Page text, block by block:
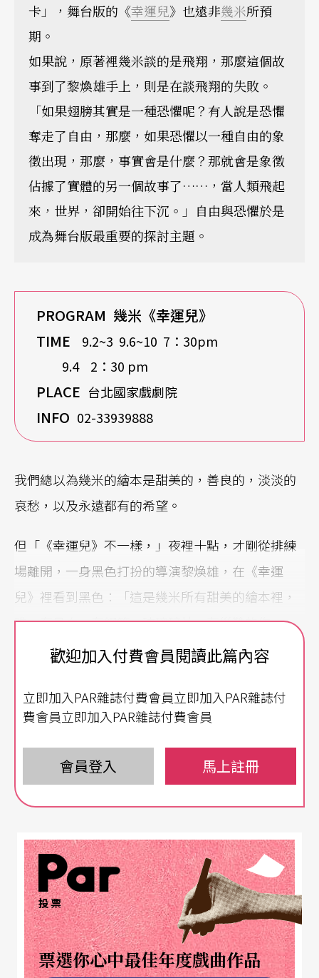
卡」，舞台版的《幸運兒》也遠非幾米所預
期。
如果說，原著裡幾米談的是飛翔，那麼這個故
事到了黎煥雄手上，則是在談飛翔的失敗。
「如果翅膀其實是一種恐懼呢？有人說是恐懼
奪走了自由，那麼，如果恐懼以一種自由的象
徵出現，那麼，事實會是什麼？那就會是象徵
佔據了實體的另一個故事了……，當人類飛起
來，世界，卻開始往下沉。」自由與恐懼於是
成為舞台版最重要的探討主題。
PROGRAM 幾米《幸運兒》
TIME 9.2~3 9.6~10 7：30pm
9.4 2：30 pm
PLACE 台北國家戲劇院
INFO 02-33939888
我們總以為幾米的繪本是甜美的，善良的，淡淡的
哀愁，以及永遠都有的希望。
但「《幸運兒》不一樣，」夜裡十點，才剛從排練
場離開，一身黑色打扮的導演黎煥雄，在《幸運
兒》裡看到黑色：「這是幾米所有甜美的繪本裡，
唯一有見血、有鋼筋、玻璃碎片，有災難的作
品。」
幾米於二○○三年創作的《幸運兒》，有一個上
集，是一九九五年創作的《微笑的魚》，書裡頭
就來自當時在唱片公司上班的黎煥雄「想要滑入藍
色大洋」的想望。寫完了《微笑的魚》，幾米說有
這個被好友黎煥雄笑損很「俗」的點子，變成了繪
本裡飛起來的《幸運兒》，巧的是，黎煥雄也在二
○○三年結束上班族生涯，飛往自己在獨立創作上
的藍色大洋。
宣稱將只導三齣幾米作品，以作為自己「探觸商業
歡迎加入付費會員閱讀此篇內容
立即加入PAR雜誌付費會員立即加入PAR雜誌付
費會員立即加入PAR雜誌付費會員
會員登入 馬上註冊
投票
票選你心中最佳年度戲曲作品